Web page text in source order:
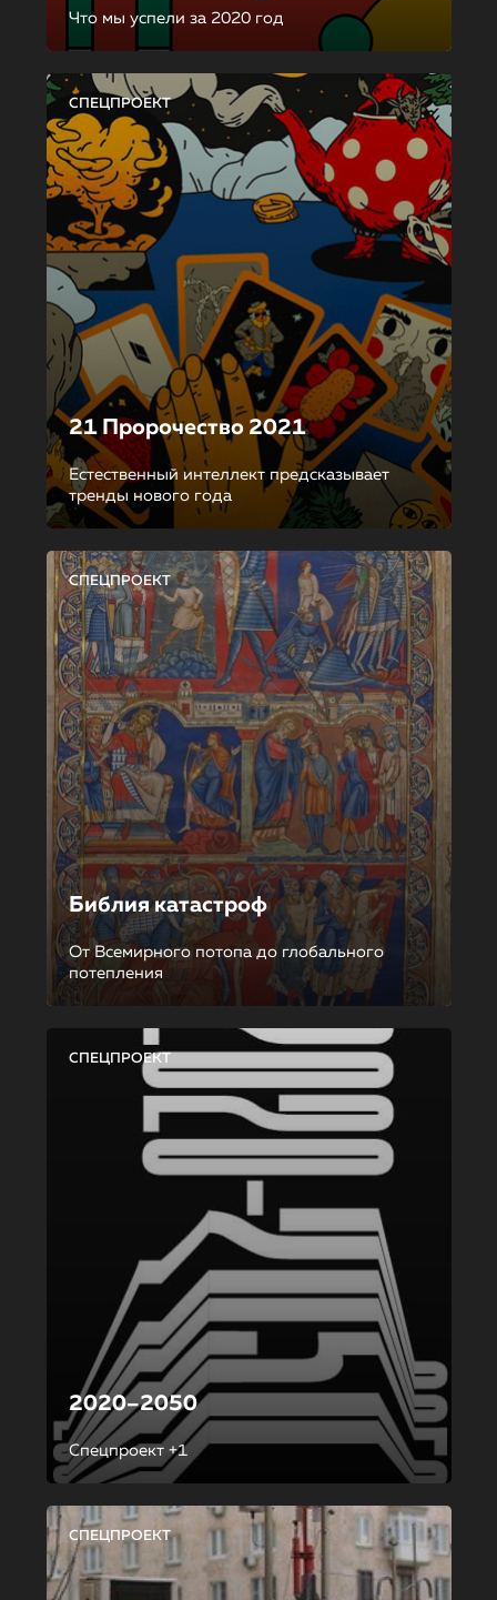
Что мы успели за 2020 год
СПЕЦПРОЕКТ
21 Пророчество 2021
Естественный интеллект предсказывает
тренды нового года
СПЕЦПРОЕКТ
Библия катастроф
От Всемирного потопа до глобального
потепления
СПЕЦПРОЕКТ
2020–2050
Спецпроект +1
СПЕЦПРОЕКТ